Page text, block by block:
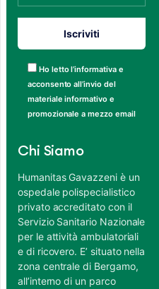
Ho letto l’informativa e
acconsento all’invio del
materiale informativo e
promozionale a mezzo email
Chi Siamo
Humanitas Gavazzeni è un
ospedale polispecialistico
privato accreditato con il
Servizio Sanitario Nazionale
per le attività ambulatoriali
e di ricovero. E’ situato nella
zona centrale di Bergamo,
all’interno di un parco